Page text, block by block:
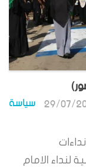
سياسة 29/07/
لنداء الامام